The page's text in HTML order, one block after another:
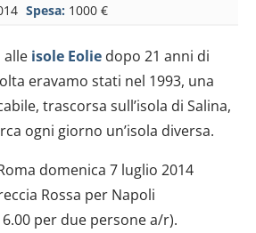
Spesa: 1000 €
alle isole Eolie dopo 21 anni di
eravamo stati nel 1993, una
trascorsa sull’isola di Salina,
ogni giorno un’isola diversa.
domenica 7 luglio 2014
Rossa per Napoli
per due persone a/r).